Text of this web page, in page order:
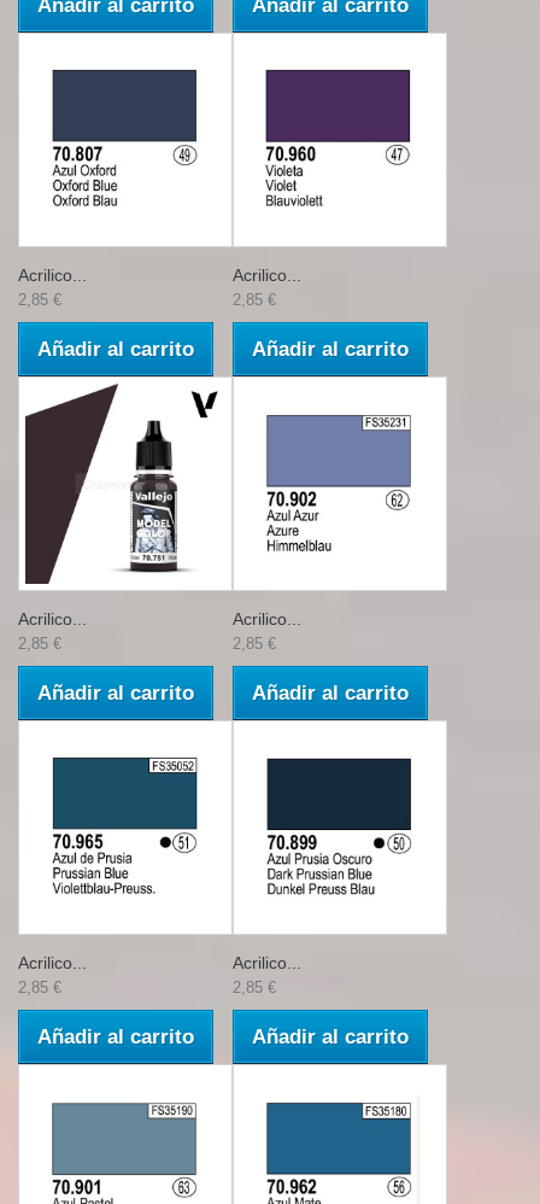
Añadir al carrito Añadir al carrito
Acrilico...
2,85 €
Añadir al carrito
Acrilico...
2,85 €
Añadir al carrito
Acrilico...
2,85 €
Añadir al carrito
Acrilico...
2,85 €
Añadir al carrito
Acrilico...
2,85 €
Añadir al carrito
Acrilico...
2,85 €
Añadir al carrito